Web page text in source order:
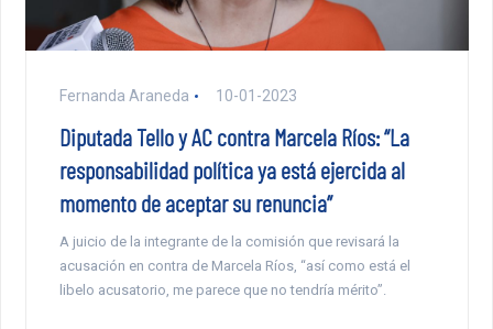
Fernanda Araneda 10-01-2023
Diputada Tello y AC contra Marcela Ríos: “La
responsabilidad política ya está ejercida al
momento de aceptar su renuncia”
A juicio de la integrante de la comisión que revisará la
acusación en contra de Marcela Ríos, “así como está el
libelo acusatorio, me parece que no tendría mérito”.